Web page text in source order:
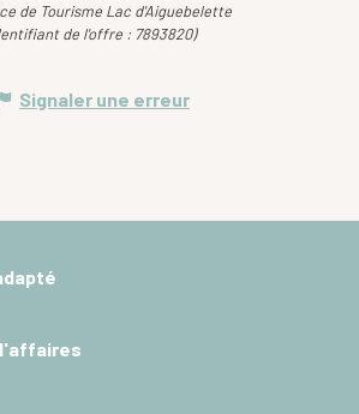
de Tourisme Lac d'Aiguebelette
de l'offre : 7893820)
Signaler une erreur